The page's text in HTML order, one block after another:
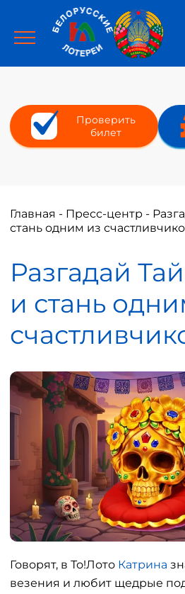
Проверить
билет
Главная - Пресс-центр -
стань одним из
Разгадай
и стань
Говорят, в То!Лото Катрина
везения и любит щедрые